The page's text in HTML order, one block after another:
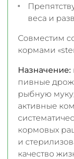
веса и
Совместим
кормами
Назначение:
пивные
рыбную
активные
кормовых
и
качество